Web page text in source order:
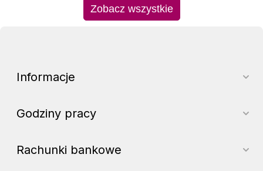
Zobacz wszystkie
Informacje
Godziny pracy
Rachunki bankowe